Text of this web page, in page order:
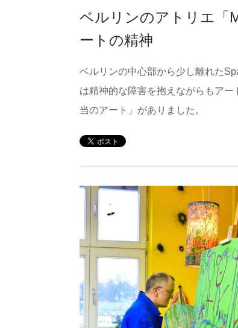
ベルリンのアトリエ「
ートの精神
ベルリンの中心部から少し離れた
は精神的な障害を抱えながらもア
当のアート」がありました。